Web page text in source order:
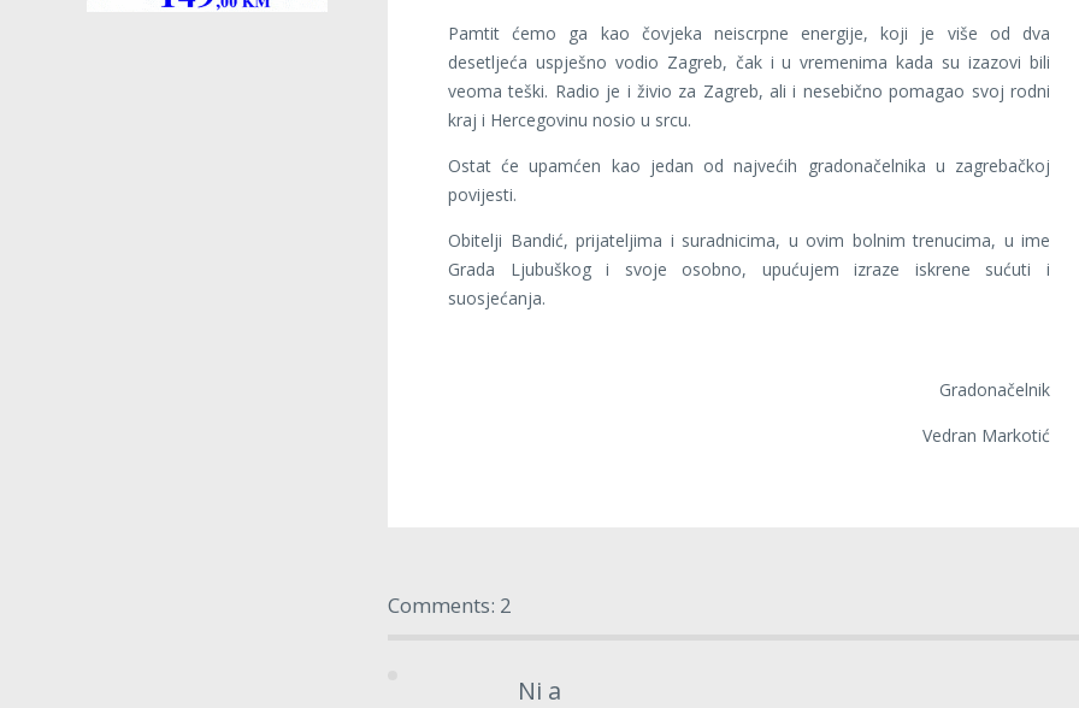
Pamtit ćemo ga kao čovjeka neiscrpne energije, koji je više od dva
desetljeća uspješno vodio Zagreb, čak i u vremenima kada su izazovi bili
veoma teški. Radio je i živio za Zagreb, ali i nesebično pomagao svoj rodni
kraj i Hercegovinu nosio u srcu.
Ostat će upamćen kao jedan od najvećih gradonačelnika u zagrebačkoj
povijesti.
Obitelji Bandić, prijateljima i suradnicima, u ovim bolnim trenucima, u ime
Grada Ljubuškog i svoje osobno, upućujem izraze iskrene sućuti i
suosjećanja.
Gradonačelnik
Vedran Markotić
Comments: 2
Ni a